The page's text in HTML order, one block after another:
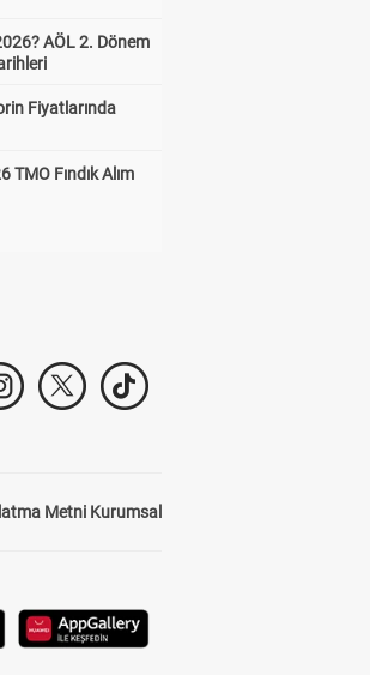
AÖL 2. Dönem
Fiyatlarında
TMO Fındık Alım
Metni Kurumsal